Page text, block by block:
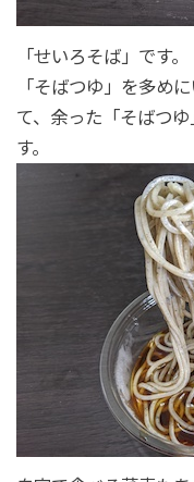
「せいろそば」です。
「そばつゆ」を多め
て、余った「そばつ
す。